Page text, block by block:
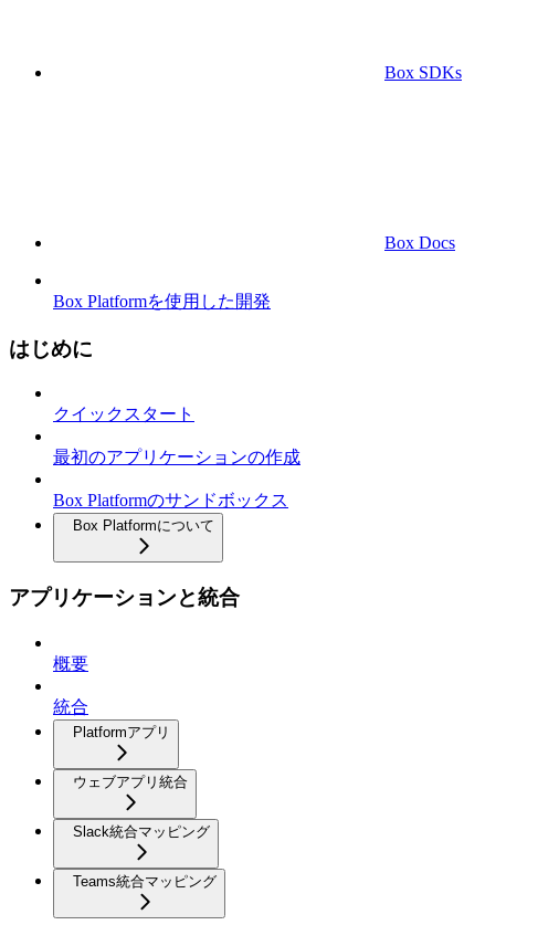
Box SDKs
Box Docs
Box Platformを使用した開発
はじめに
クイックスタート
最初のアプリケーションの作成
Box Platformのサンドボックス
Box Platformについて
アプリケーションと統合
概要
統合
Platformアプリ
ウェブアプリ統合
Slack統合マッピング
Teams統合マッピング